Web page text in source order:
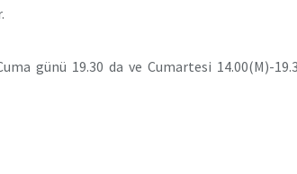
günü 19.30 da ve Cumartesi 14.00(M)-